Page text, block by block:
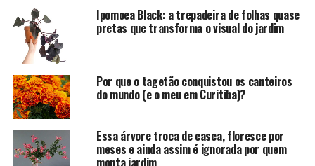
Ipomoea Black: a trepadeira de folhas quase
pretas que transforma o visual do jardim
Por que o tagetão conquistou os canteiros
do mundo (e o meu em Curitiba)?
Essa árvore troca de casca, floresce por
meses e ainda assim é ignorada por quem
monta jardim